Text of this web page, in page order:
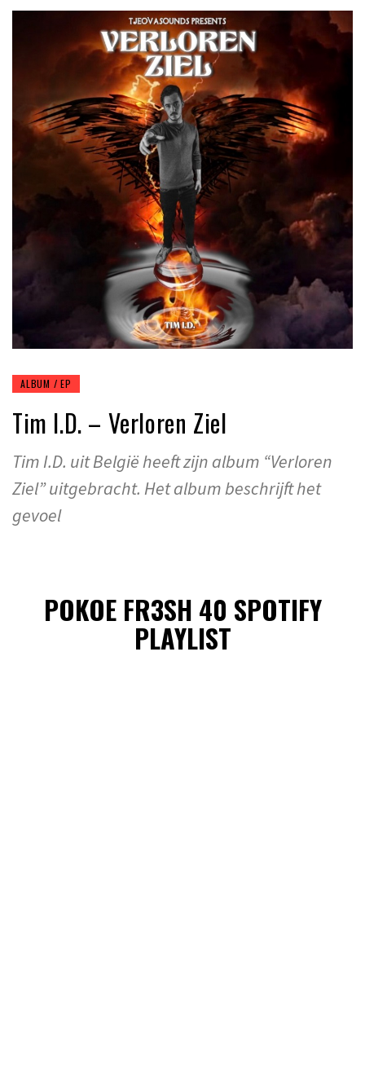
ALBUM / EP
Tim I.D. – Verloren Ziel
Tim I.D. uit België heeft zijn album “Verloren
Ziel” uitgebracht. Het album beschrijft het
gevoel
POKOE FR3SH 40 SPOTIFY
PLAYLIST